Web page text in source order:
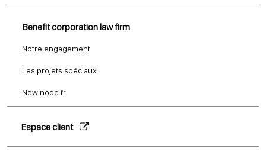
Benefit corporation law firm
Notre engagement
Les projets spéciaux
New node fr
Espace client